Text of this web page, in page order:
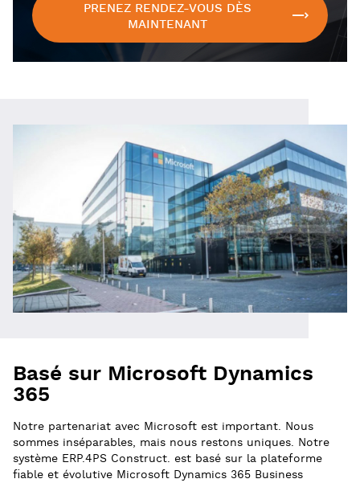
PRENEZ RENDEZ-VOUS DÈS
MAINTENANT
Basé sur Microsoft Dynamics
365
Notre partenariat avec Microsoft est important. Nous
sommes inséparables, mais nous restons uniques. Notre
système ERP.4PS Construct. est basé sur la plateforme
fiable et évolutive Microsoft Dynamics 365 Business